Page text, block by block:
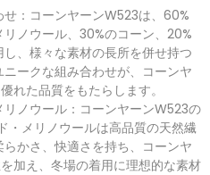
する
：コーンヤーンW523は、60%
ノウール、30%のコーン、20%
、様々な素材の長所を併せ持つ
ークな組み合わせが、コーンヤ
れた品質をもたらします。
ノウール：コーンヤーンW523の
・メリノウールは高品質の天然繊
かさ、快適さを持ち、コーンヤ
加え、冬場の着用に理想的な素材